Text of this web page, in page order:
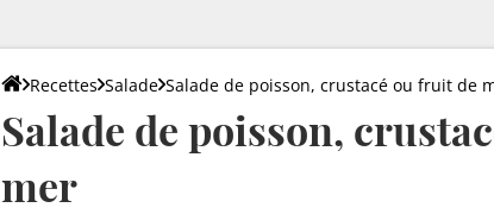
Recettes Salade Salade de poisson, crustacé ou fruit de
Salade de poisson,
mer